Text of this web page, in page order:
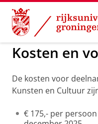
Skip
Content
Skip
Navigation
GMW
Kosten en
De kosten voor
Kunsten en Cultuur
€ 175,- per